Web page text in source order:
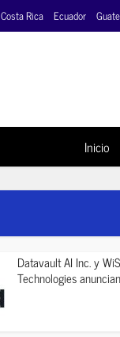
Costa Rica Ecuador
Inicio
Datavault AI Inc. y
Technologies